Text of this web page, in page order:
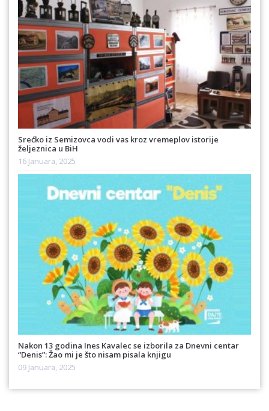
Srećko iz Semizovca vodi vas kroz vremeplov istorije
željeznica u BiH
16 Januara, 2025
Nakon 13 godina Ines Kavalec se izborila za Dnevni centar
“Denis”: Žao mi je što nisam pisala knjigu
09 Januara, 2025